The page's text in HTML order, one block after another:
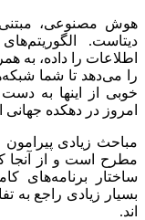
هوش مصنوعی، مبتنی
دیتاست.
اطلاعات را داده، به
را می‌دهد تا شما
خوبی از اینها به
امروز در دهکده
مباحث زیادی پیرامون
مطرح است و از
ساختار برنامه‌های
بسیار زیادی راجع به
اند.